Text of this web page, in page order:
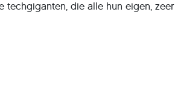
techgiganten, die alle hun eigen, zeer